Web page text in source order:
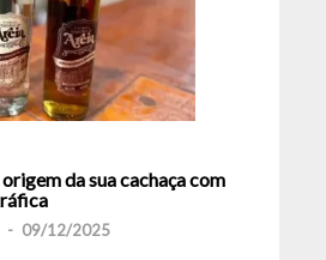
da sua cachaça com
- 09/12/2025